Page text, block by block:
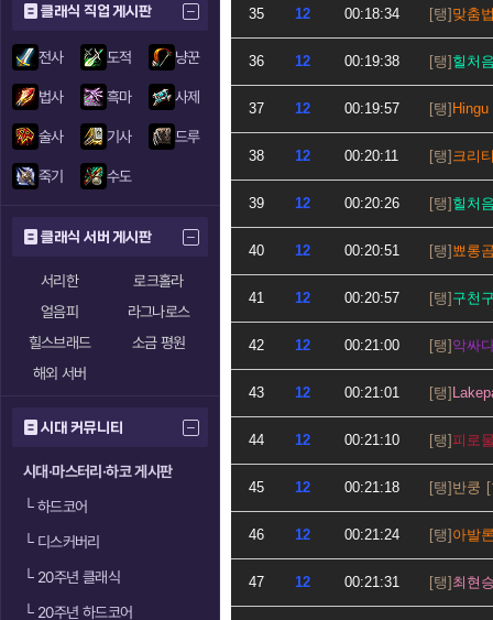
클래식 직업 게시판
전사 도적 냥꾼
법사 흑마 사제
술사 기사 드루
죽기 수도
클래식 서버 게시판
서리한
로크홀라
얼음피
라그나로스
힐스브래드
소금 평원
해외 서버
시대 커뮤니티
시대·마스터리·하코 게시판
└하드코어
└디스커버리
└20주년 클래식
└20주년 하드코어
35 12 00:18:34 맞춤
36 12 00:19:38 힐처
37 12 00:19:57 Hingu
38 12 00:20:11 크리
39 12 00:20:26 힐처
40 12 00:20:51 뾰롱
41 12 00:20:57 구천
42 12 00:21:00 악싸
43 12 00:21:01
44 12 00:21:10 피로
45 12 00:21:18 반쿵
46 12 00:21:24 아발
47 12 00:21:31 최현